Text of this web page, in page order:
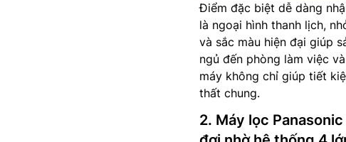
Điểm đặc biệt dễ dàng
là ngoại hình thanh lịch,
và sắc màu hiện đại giúp
ngủ đến phòng làm việc
máy không chỉ giúp tiết
thất chung.
2. Máy lọc